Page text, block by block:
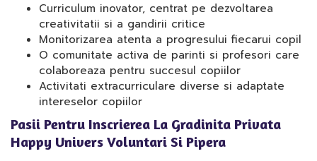
Curriculum inovator, centrat pe dezvoltarea
creativitatii si a gandirii critice
Monitorizarea atenta a progresului fiecarui copil
O comunitate activa de parinti si profesori care
colaboreaza pentru succesul copiilor
Activitati extracurriculare diverse si adaptate
intereselor copiilor
Pasii Pentru Inscrierea La Gradinita Privata
Happy Univers Voluntari Si Pipera